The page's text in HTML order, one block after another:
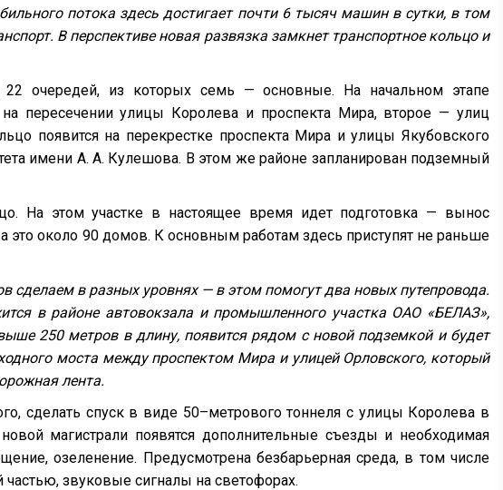
потока здесь достигает почти 6 тысяч машин в сутки, в том
В перспективе новая развязка замкнет транспортное кольцо и
22 очередей, из которых семь — основные. На начальном этапе
пересечении улицы Королева и проспекта Мира, второе — улиц
появится на перекрестке проспекта Мира и улицы Якубовского
имени А. А. Кулешова. В этом же районе запланирован подземный
На этом участке в настоящее время идет подготовка — вынос
это около 90 домов. К основным работам здесь приступят не раньше
сделаем в разных уровнях — в этом помогут два новых путепровода.
в районе автовокзала и промышленного участка ОАО «БЕЛАЗ»,
250 метров в длину, появится рядом с новой подземкой и будет
моста между проспектом Мира и улицей Орловского, который
лента.
сделать спуск в виде 50–метрового тоннеля с улицы Королева в
магистрали появятся дополнительные съезды и необходимая
озеленение. Предусмотрена безбарьерная среда, в том числе
звуковые сигналы на светофорах.